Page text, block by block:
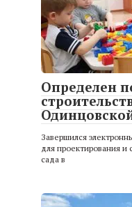
Определен
Завершился
для проектирования и
сада в